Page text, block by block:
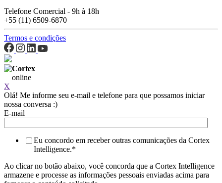
Telefone Comercial - 9h à 18h
+55 (11) 6509-6870
Termos e condições
Cortex
online
X
Olá! Me informe seu e-mail e telefone para que possamos iniciar
nossa conversa :)
E-mail
Eu concordo em receber outras comunicações da Cortex
Intelligence.*
Ao clicar no botão abaixo, você concorda que a Cortex Intelligence
armazene e processe as informações pessoais enviadas acima para